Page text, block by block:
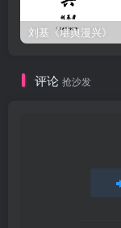
刘基《堪舆漫兴》
评论 抢沙发